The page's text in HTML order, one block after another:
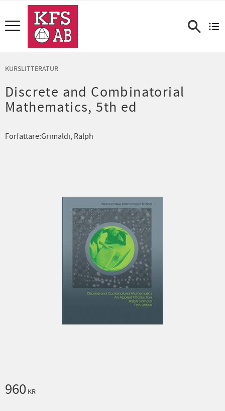
Meny
KURSLITTERATUR
Discrete and Combinatorial
Mathematics, 5th ed
Författare:Grimaldi, Ralph
960 KR